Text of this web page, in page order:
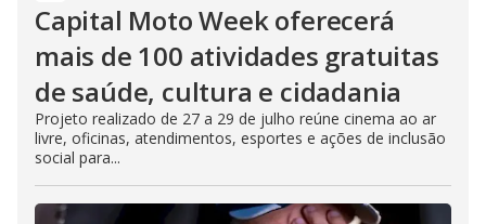
Capital Moto Week oferecerá
mais de 100 atividades gratuitas
de saúde, cultura e cidadania
Projeto realizado de 27 a 29 de julho reúne cinema ao ar
livre, oficinas, atendimentos, esportes e ações de inclusão
social para...